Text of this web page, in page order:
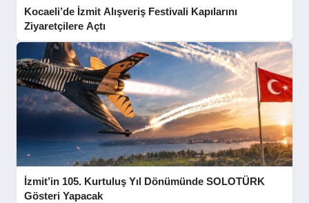
Kocaeli’de İzmit Alışveriş Festivali Kapılarını
Ziyaretçilere Açtı
İzmit’in 105. Kurtuluş Yıl Dönümünde SOLOTÜRK
Gösteri Yapacak